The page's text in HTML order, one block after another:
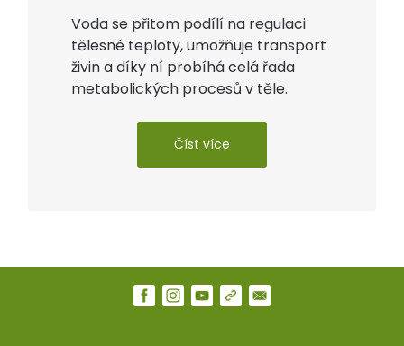
Voda se přitom podílí na regulaci
tělesné teploty, umožňuje transport
živin a díky ní probíhá celá řada
metabolických procesů v těle.
Číst více